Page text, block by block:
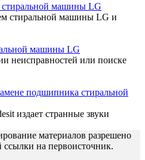
машины LG
стиральной машины LG и
машины LG
неисправностей или поиске
подшипника стиральной
издает странные звуки
материалов разрешено
ссылки на первоисточник.